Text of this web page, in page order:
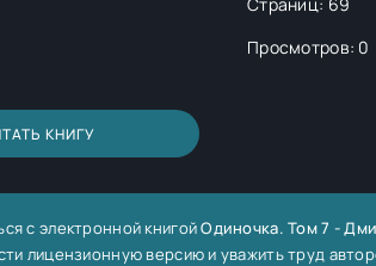
КНИГУ
Просмотров: 0
с электронной книгойОдиночка. Том 7 -
лицензионную версию и уважить труд